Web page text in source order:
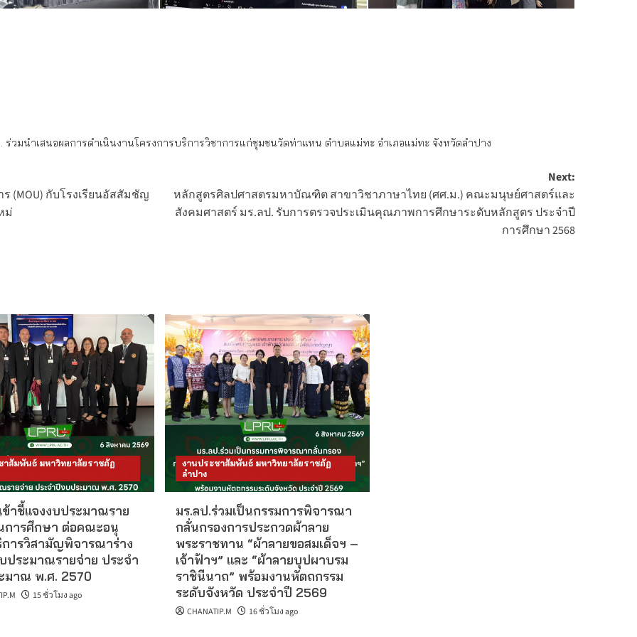
มนำเสนอผลการดำเนินงานโครงการบริการวิชาการแก่ชุมชนวัดท่าแหน ตำบลแม่ทะ อำเภอแม่ทะ จังหวัดลำปาง
(MOU) กับโรงเรียนอัสสัมชัญ
ม่
Next:
หลักสูตรศิลปศาสตรมหาบัณฑิต สาขาวิชาภาษาไทย (ศศ.ม.) คณะมนุษย์ศาสตร์และ
สังคมศาสตร์ มร.ลป. รับการตรวจประเมินคุณภาพการศึกษาระดับหลักสูตร ประจำปี
การศึกษา 2568
าสัมพันธ์ มหาวิทยาลัยราชภัฏ
ข้าชี้แจงงบประมาณราย
การศึกษา ต่อคณะอนุ
การวิสามัญพิจารณาร่าง
ประมาณรายจ่าย ประจำ
มาณ พ.ศ. 2570
15 ชั่วโมง ago
งานประชาสัมพันธ์ มหาวิทยาลัยราชภัฏ
ลำปาง
มร.ลป.ร่วมเป็นกรรมการพิจารณา
กลั่นกรองการประกวดผ้าลาย
พระราชทาน “ผ้าลายขอสมเด็จฯ –
เจ้าฟ้าฯ” และ “ผ้าลายบุปผาบรม
ราชินีนาถ” พร้อมงานหัตถกรรม
ระดับจังหวัด ประจำปี 2569
CHANATIP.M 16 ชั่วโมง ago